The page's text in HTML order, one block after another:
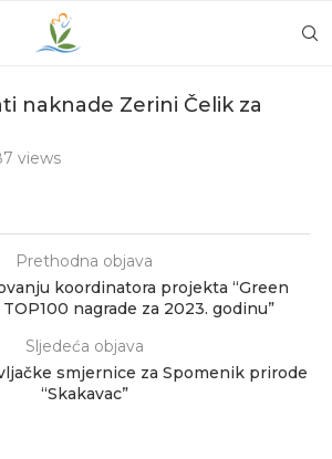
naknade Zerini Čelik za
views
Prethodna objava
koordinatora projekta “Green
nagrade za 2023. godinu”
Sljedeća objava
smjernice za Spomenik prirode
“Skakavac”